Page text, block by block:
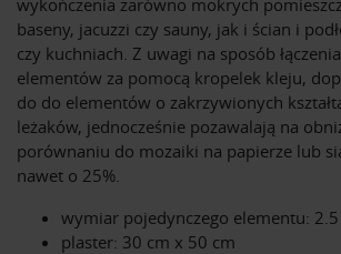
baseny, jacuzzi czy sauny, jak i ścian i
czy kuchniach. Z uwagi na sposób
elementów za pomocą kropelek kleju,
do do elementów o zakrzywionych
leżaków, jednocześnie pozawalają na
porównaniu do mozaiki na papierze lub
nawet o 25%.
wymiar pojedynczego elementu:
plaster: 30 cm x 50 cm